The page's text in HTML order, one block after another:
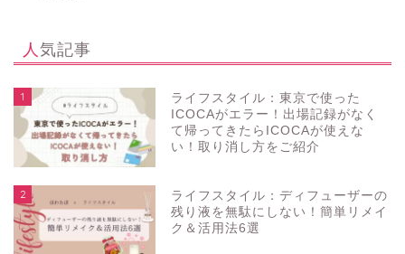
人気記事
1
ライフスタイル：東京で使った
ICOCAがエラー！出場記録がなく
て帰ってきたらICOCAが使えな
い！取り消し方をご紹介
2
ライフスタイル：ディフューザーの
残り液を無駄にしない！簡単リメイ
ク＆活用法6選